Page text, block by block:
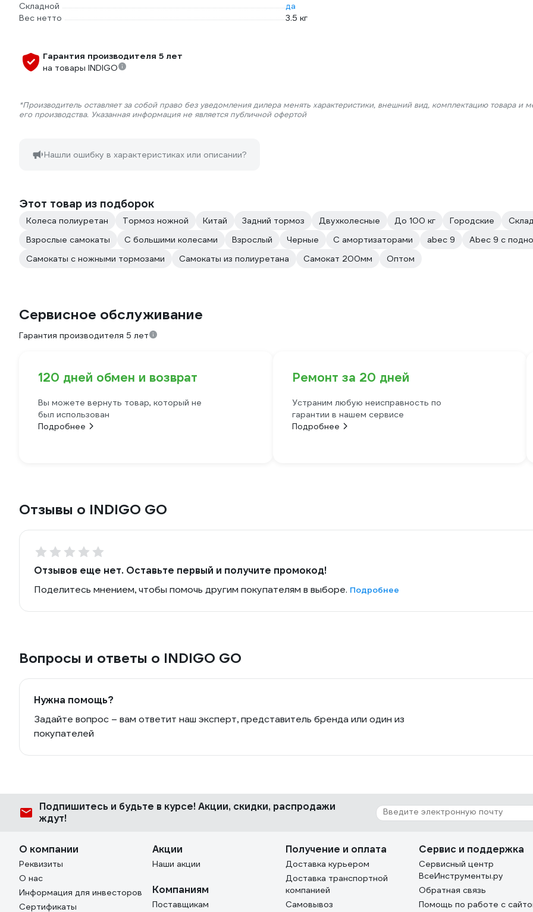
Складной
да
Вес нетто
3.5 кг
Гарантия производителя 5 лет
на товары INDIGO
*Производитель оставляет за собой право без уведомления дилера менять характеристики, внешний вид, комплектацию товара и
его производства. Указанная информация не является публичной офертой
Нашли ошибку в характеристиках или описании?
Этот товар из подборок
Колеса полиуретан Тормоз ножной Китай Задний тормоз Двухколесные До 100 кг Городские
Взрослые самокаты
С большими колесами Взрослый Черные С амортизаторами abec 9
Abec 9 с
Самокаты с ножными тормозами
Самокаты из полиуретана Самокат 200мм Оптом
Сервисное обслуживание
Гарантия производителя 5 лет
120 дней обмен и возврат
Вы можете вернуть товар, который не
был использован
Подробнее
Ремонт за 20 дней
Устраним любую неисправность по
гарантии в нашем сервисе
Подробнее
Отзывы о INDIGO GO
Отзывов еще нет. Оставьте первый и получите промокод!
Поделитесь мнением, чтобы помочь другим покупателям в выборе. Подробнее
Вопросы и ответы о INDIGO GO
Нужна помощь?
Задайте вопрос – вам ответит наш эксперт, представитель бренда или один из
покупателей
Подпишитесь и будьте в курсе! Акции, скидки, распродажи
ждут!
О компании
Реквизиты
О нас
Информация для инвесторов
Сертификаты
Акции
Наши акции
Компаниям
Поставщикам
Получение и оплата
Доставка курьером
Доставка транспортной
компанией
Самовывоз
Сервис и поддержка
Сервисный центр
ВсеИнструменты.ру
Обратная связь
Помощь по работе с